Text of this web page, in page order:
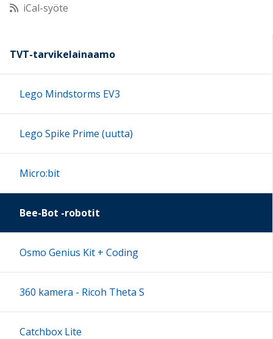
11:00
12:00
16:00
17:00
18:00
iCal-syöte
TVT-tarvikelainaamo
Lego Mindstorms EV3
Lego Spike Prime (uutta)
Micro:bit
Bee-Bot -robotit
Osmo Genius Kit + Coding
360 kamera - Ricoh Theta S
Catchbox Lite